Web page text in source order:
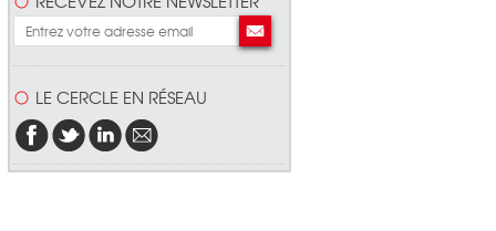
LE CERCLE EN RÉSEAU